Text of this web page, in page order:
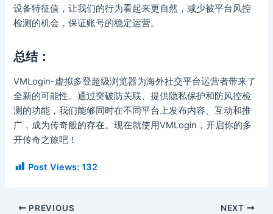
设备特征值，让我们的行为看起来更自然，减少被平台风控
检测的机会，保证账号的稳定运营。
总结：
VMLogin-虚拟多登超级浏览器为海外社交平台运营者带来了
全新的可能性。通过突破防关联、提供隐私保护和防风控检
测的功能，我们能够同时在不同平台上发布内容、互动和推
广，成为传奇般的存在。现在就使用VMLogin，开启你的多
开传奇之旅吧！
Post Views: 132
PREVIOUS NEXT